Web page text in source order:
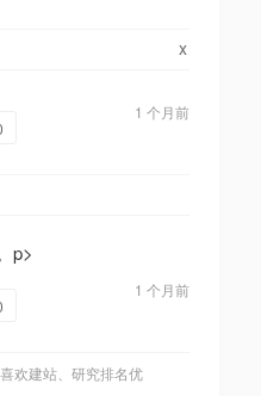
x
1 个月前
p>
1 个月前
欢建站、研究排名优